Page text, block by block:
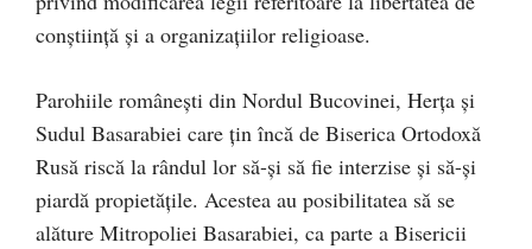
conștiință și a organizațiilor religioase.
Parohiile românești din Nordul Bucovinei, Herța și
Sudul Basarabiei care țin încă de Biserica Ortodoxă
Rusă riscă la rândul lor să-și să fie interzise și să-și
piardă propietățile. Acestea au posibilitatea să se
alăture Mitropoliei Basarabiei, ca parte a Bisericii